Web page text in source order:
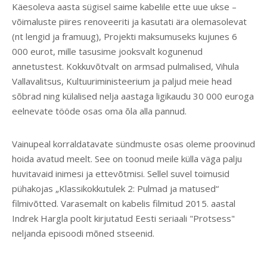
Käesoleva aasta sügisel saime kabelile ette uue ukse –
võimaluste piires renoveeriti ja kasutati ära olemasolevat
(nt lengid ja framuug), Projekti maksumuseks kujunes 6
000 eurot, mille tasusime jooksvalt kogunenud
annetustest. Kokkuvõtvalt on armsad pulmalised, Vihula
Vallavalitsus, Kultuuriministeerium ja paljud meie head
sõbrad ning külalised nelja aastaga ligikaudu 30 000 euroga
eelnevate tööde osas oma õla alla pannud.
Vainupeal korraldatavate sündmuste osas oleme proovinud
hoida avatud meelt. See on toonud meile külla väga palju
huvitavaid inimesi ja ettevõtmisi. Sellel suvel toimusid
pühakojas „Klassikokkutulek 2: Pulmad ja matused“
filmivõtted. Varasemalt on kabelis filmitud 2015. aastal
Indrek Hargla poolt kirjutatud Eesti seriaali "Protsess"
neljanda episoodi mõned stseenid.